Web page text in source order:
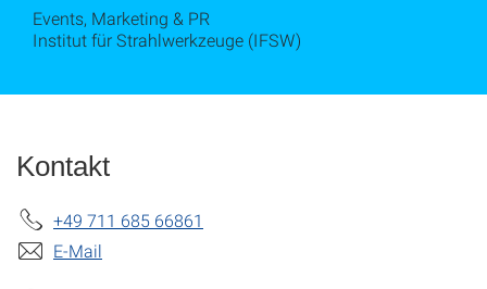
Events, Marketing & PR
Institut für Strahlwerkzeuge (IFSW)
Kontakt
+49 711 685 66861
E-Mail